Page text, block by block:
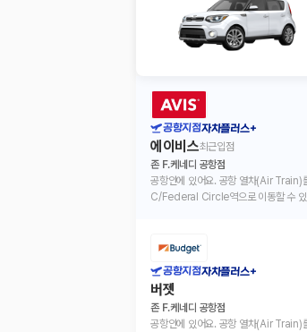
공항지점자차플러스+
에이비스최근입점
존 F.케네디 공항점
공항안에 있어요. 공항 열차(Air
C/Federal Circle역으로 이동할 수 있
공항지점자차플러스+
버젯
존 F.케네디 공항점
공항안에 있어요. 공항 열차(Air